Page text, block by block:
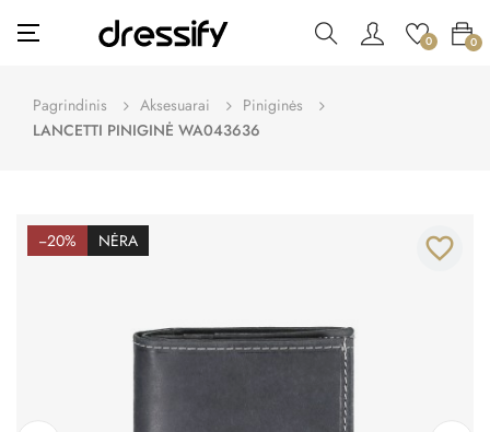
Toggle
navigation
☰ 0 0
Pagrindinis Aksesuarai
Piniginės
LANCETTI PINIGINĖ WA043636
−20% NĖRA favorite_border